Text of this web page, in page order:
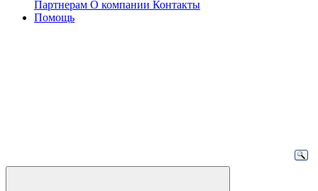
Партнерам О компании Контакты
Помощь